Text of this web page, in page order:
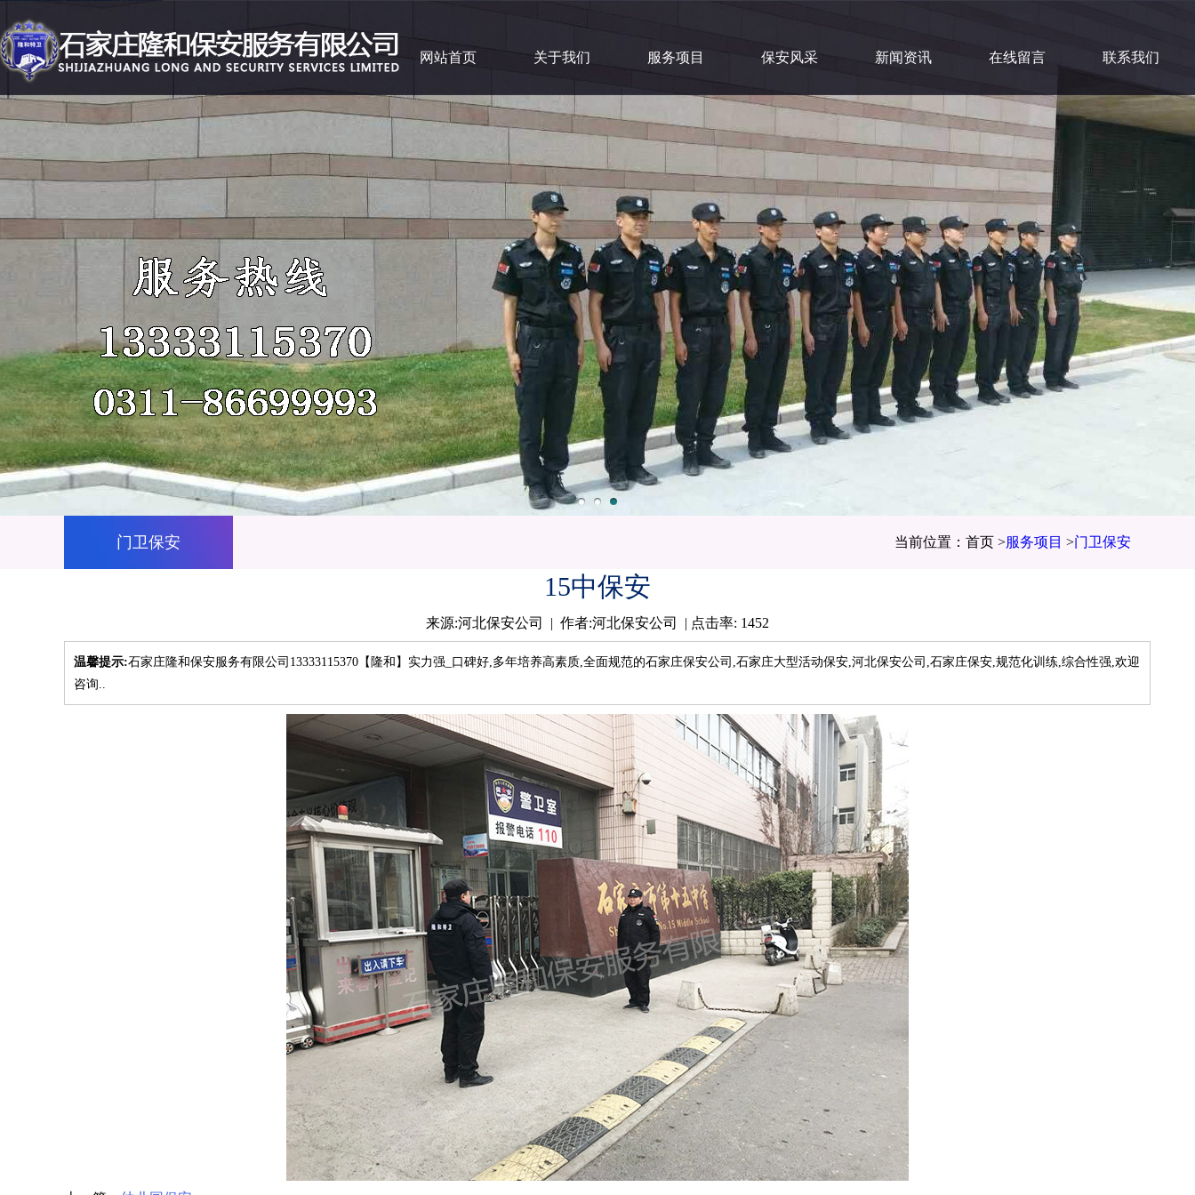
网站首页 关于我们 服务项目 保安风采 新闻资讯 在线留言 联系我们
门卫保安 当前位置：首页 >服务项目 >门卫保安
15中保安
来源:河北保安公司 | 作者:河北保安公司 | 点击率: 1452
温馨提示:石家庄隆和保安服务有限公司13333115370【隆和】实力强_口碑好,多年培养高素质,全面规范的石家庄保安公司,石家庄大型活动保安,河北保安公司,石家庄保安,规范化训练,综合性强,欢迎
咨询..